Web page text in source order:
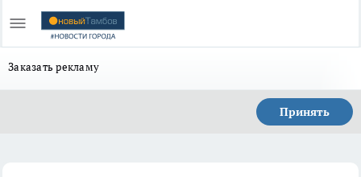
Заказать рекламу
Принять